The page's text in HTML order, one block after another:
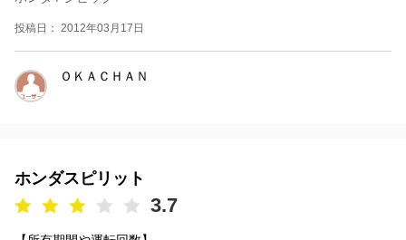
投稿日： 2012年03月17日
ＯＫＡＣＨＡＮ
ホンダスピリット
3.7